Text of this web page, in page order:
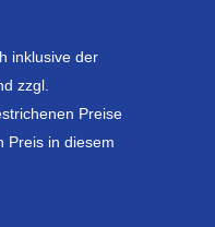
inklusive der
zzgl.
Preise
Preis in diesem